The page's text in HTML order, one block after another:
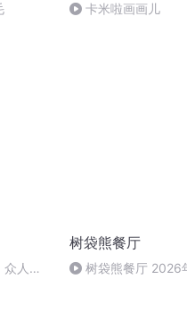
卡米啦画画儿
人大
树袋熊餐厅
树袋熊餐厅 2026